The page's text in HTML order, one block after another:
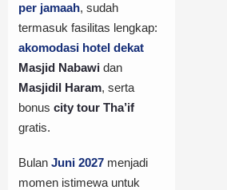
per jamaah, sudah
termasuk fasilitas lengkap:
akomodasi hotel dekat
Masjid Nabawi dan
Masjidil Haram, serta
bonus city tour Tha’if
gratis.
Bulan Juni 2027 menjadi
momen istimewa untuk